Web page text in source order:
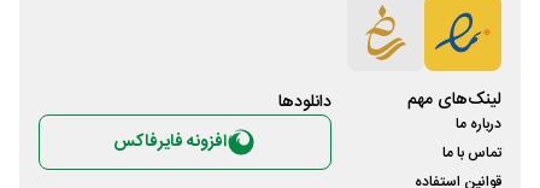
لینک‌های مهم
درباره ما
تماس با ما
قوانین استفاده
دانلود‌ها
افزونه فایرفاکس